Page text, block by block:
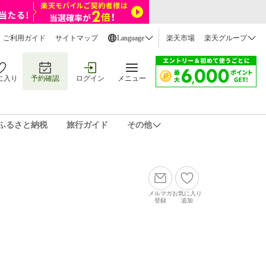
ご利用ガイド サイトマップ Language 楽天市場 楽天グループ
入り 予約確認 ログイン メニュー
るさと納税 旅行ガイド その他
メルマガ
登録
お気に入り
追加